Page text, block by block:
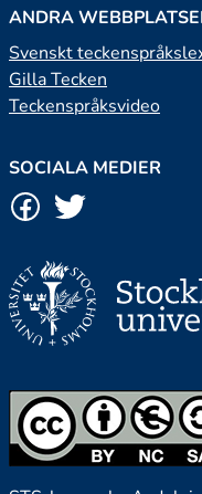
ANDRA
Svenskt
Gilla Tecken
Teckenspråksvideo
SOCIALA MEDIER